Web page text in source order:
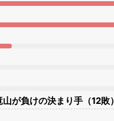
山が負けの決まり手（12敗）